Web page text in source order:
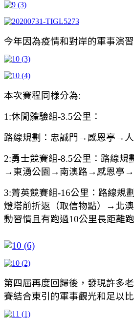
今年因為疫情和對岸的軍事演
本次賽程同樣分為:
1:休閒體驗組-3.5公里：
路線規劃：忠誠門→感恩亭→
2:勇士競賽組-8.5公里：路線
→東湧公園→南澳路→感恩亭→
3:菁英競賽組-16公里：路線
燈塔前折返（取信物點）→北
動習慣且有跑過10公里長距離
第四屆再度回歸後，發現許多
賽結合東引的軍事觀光和足以